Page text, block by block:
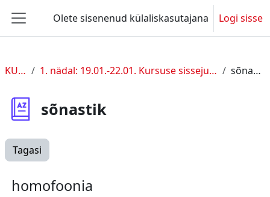
Küljepaneel
Olete sisenenud külaliskasutajana Logi sisse
KUL I 1. nädal: 19.01.-22.01. Kursuse sissejuhatus sõnastik
sõnastik
Tagasi
homofoonia